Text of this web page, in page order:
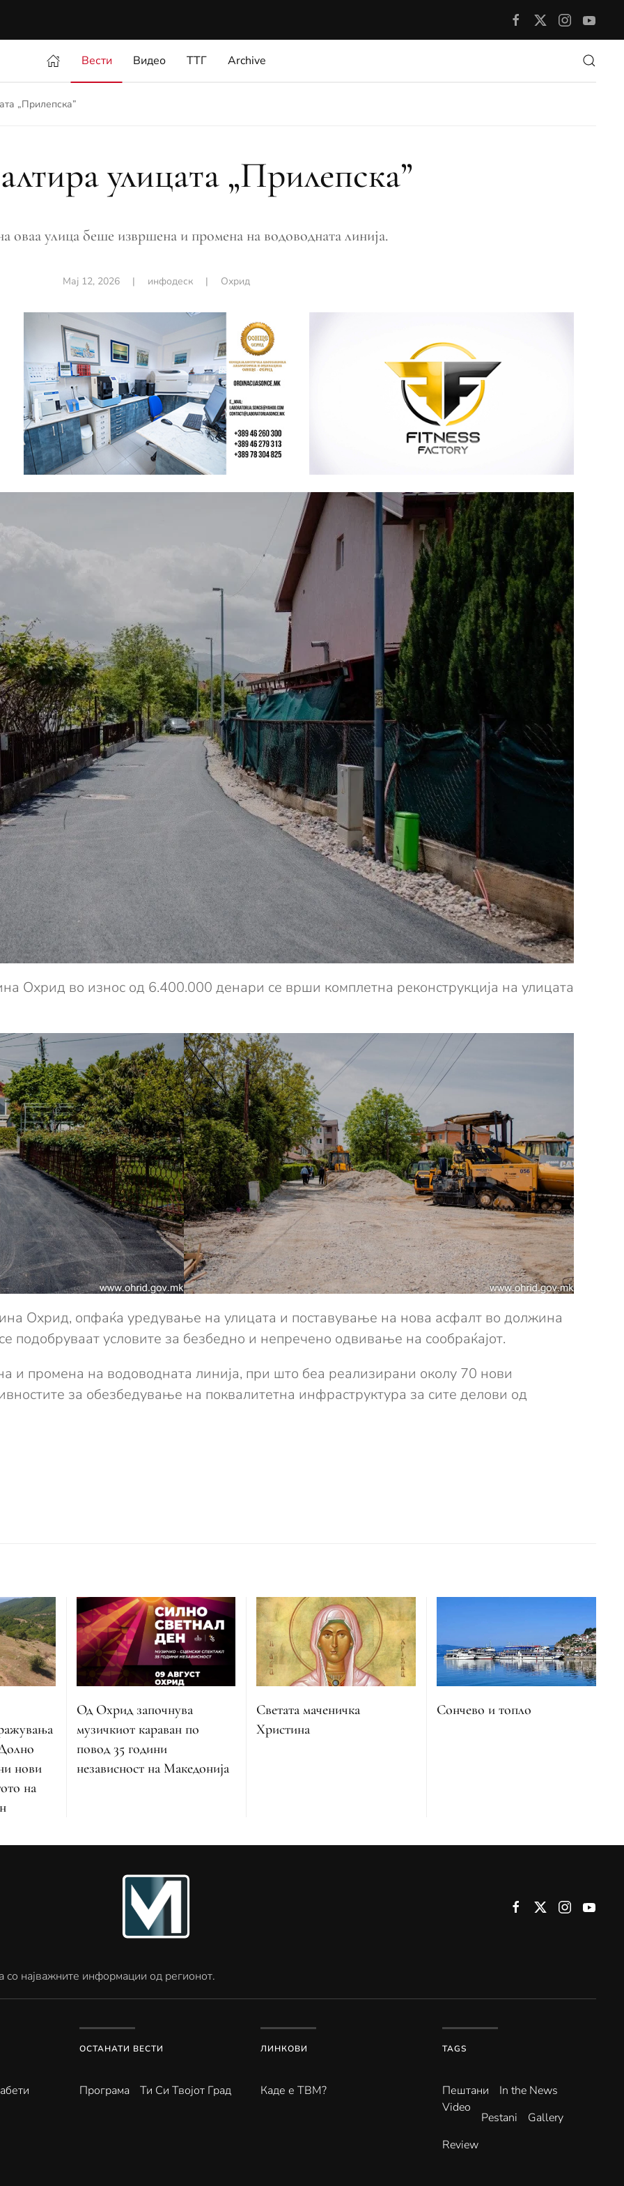
Вести Видео ТТГ Archive
„Прилепска”
улицата „Прилепска”
оваа улица беше извршена и промена на водоводната линија.
Мај 12, 2026| инфодеск| Охрид
Охрид во износ од 6.400.000 денари се врши комплетна реконструкција на улицата
Охрид, опфаќа уредување на улицата и поставување на нова асфалт во должина
подобруваат условите за безбедно и непречено одвивање на сообраќајот.
и промена на водоводната линија, при што беа реализирани околу 70 нови
за обезбедување на поквалитетна инфраструктура за сите делови од
нови
на
Од Охрид започнува
музичкиот караван по
повод 35 години
независност на Македонија
Светата маченичка
Христина
Сончево и топло
најважните информации од регионот.
ОСТАНАТИ ВЕСТИ
Програма Ти Си Твојот Град
ЛИНКОВИ
Каде е ТВМ?
TAGS
Пештани
In the News
Video
Pestani
Gallery
Review